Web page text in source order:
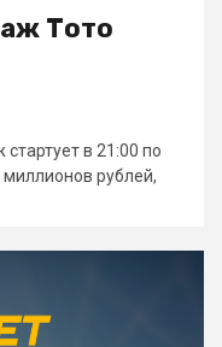
Тото
в 21:00 по
рублей,